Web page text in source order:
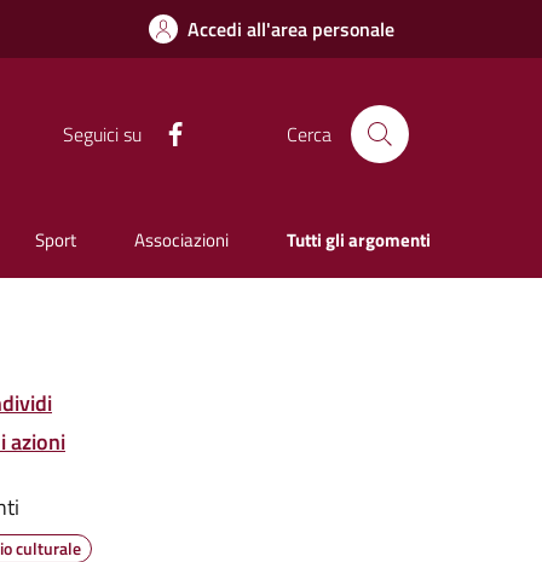
Accedi all'area personale
Seguici su Cerca
Sport Associazioni Tutti gli argomenti
azioni
culturale